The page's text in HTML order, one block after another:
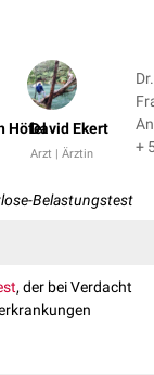
HöfelDavid Ekert
Arzt | Ärztin
+
Belastungstest
, der bei Verdacht